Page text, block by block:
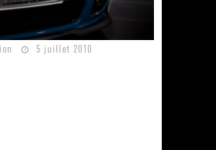
Brand Store
5 juillet 2010